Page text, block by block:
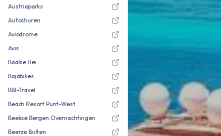
Austriaparks
Autoshuren
Aviodrome
Avis
Baalse Hei
Bajabikes
BBI-Travel
Beach Resort Punt-West
Beekse Bergen Overnachtingen
Beerze Bulten